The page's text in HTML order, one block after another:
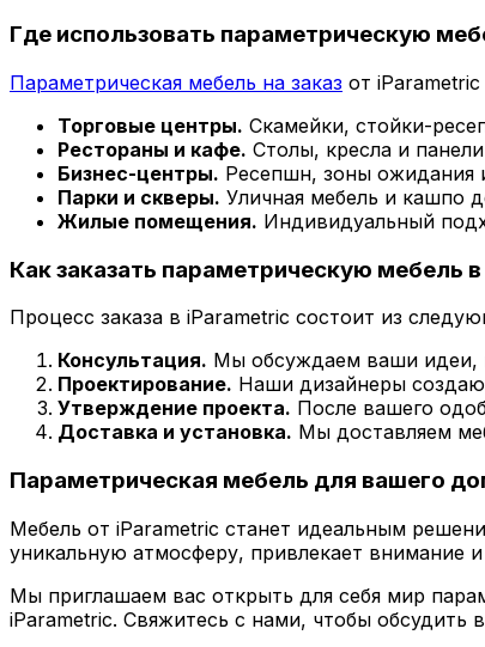
Где использовать параметрическую
Параметрическая мебель на заказ от
Торговые центры. Скамейки, стойки-
Рестораны и кафе. Столы, кресла и
Бизнес-центры. Ресепшн, зоны ожидания
Парки и скверы. Уличная мебель и кашпо
Жилые помещения. Индивидуальный
Как заказать параметрическую мебель
Процесс заказа в iParametric состоит из
Консультация. Мы обсуждаем ваши идеи,
Проектирование. Наши дизайнеры
Утверждение проекта. После вашего
Доставка и установка. Мы доставляем
Параметрическая мебель для вашего
Мебель от iParametric станет идеальным
уникальную атмосферу, привлекает внимание
Мы приглашаем вас открыть для себя мир
iParametric. Свяжитесь с нами, чтобы обсудить